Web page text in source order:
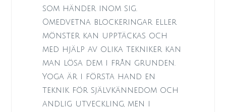
som händer inom sig.
Omedvetna blockeringar eller
mönster kan upptäckas och
med hjälp av olika tekniker kan
man lösa dem i från grunden.
Yoga är i första hand en
teknik för självkännedom och
andlig utveckling, men i